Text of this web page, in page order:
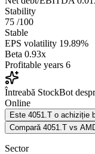
Stability
75 /100
Stable
EPS volatility 19.89%
Beta 0.93x
Profitable years 6
Întreabă StockBot
Online
Este 4051.T o achiziție
Compară 4051.T vs
Sector